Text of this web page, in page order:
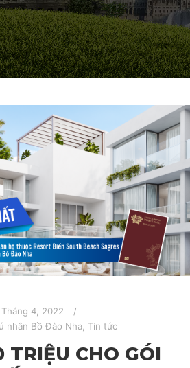
Tháng 4, 2022
nhân Bồ Đào Nha, Tin tức
TRIỆU CHO GÓI